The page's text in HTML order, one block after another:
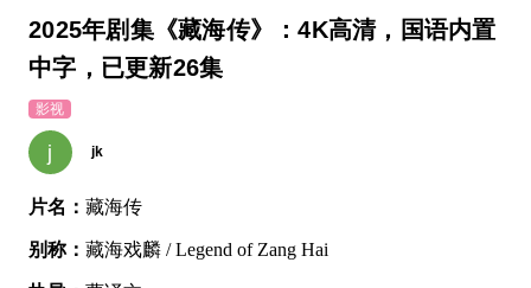
2025年剧集《藏海传》：4K高清，国语内置
中字，已更新26集
影视
j jk
片名： 藏海传
别称： 藏海戏麟 / Legend of Zang Hai